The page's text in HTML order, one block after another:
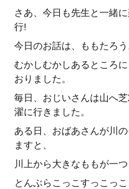
さあ、今日も先生と一緒
行!
今日のお話は、ももたろう
むかしむかしあるところ
おりました。
毎日、おじいさんは山へ
濯に行きました。
ある日、おばあさんが川
ますと、
川上から大きなももが一つ
とんぶらこっこすっこっ